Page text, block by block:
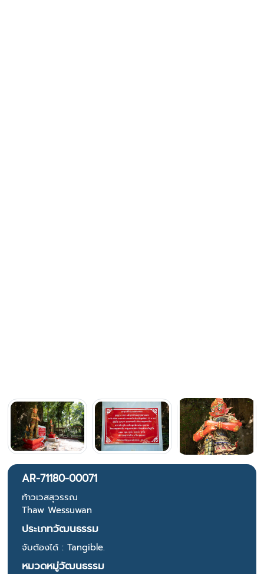
AR-71180-00071
ท้าวเวสสุวรรณ
Thaw Wessuwan
ประเภทวัฒนธรรม
จับต้องได้ : Tangible.
หมวดหมู่วัฒนธรรม